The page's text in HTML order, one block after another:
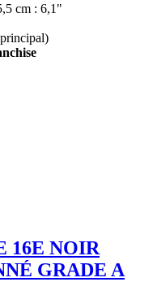
cm : 6,1"
16E NOIR
GRADE A